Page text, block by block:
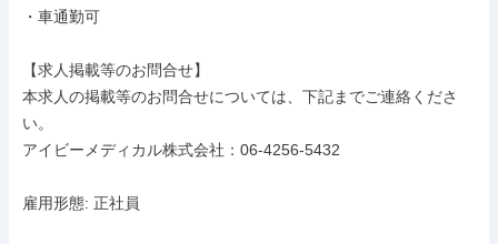
・車通勤可
【求人掲載等のお問合せ】
本求人の掲載等のお問合せについては、下記までご連絡くださ
い。
アイビーメディカル株式会社：06-4256-5432
雇用形態: 正社員